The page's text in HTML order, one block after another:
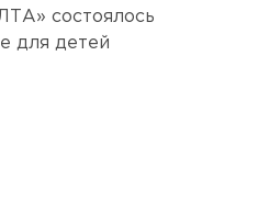
состоялось
для детей